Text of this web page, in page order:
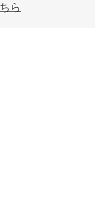
ら